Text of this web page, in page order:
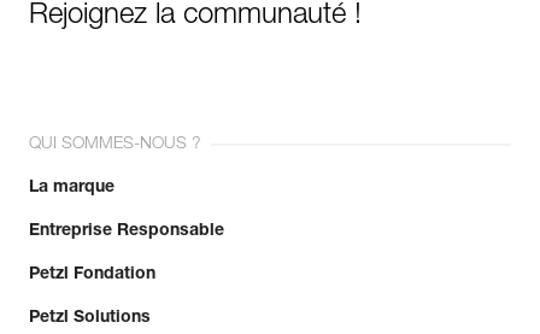
Rejoignez la communauté !
QUI SOMMES-NOUS ?
La marque
Entreprise Responsable
Petzl Fondation
Petzl Solutions